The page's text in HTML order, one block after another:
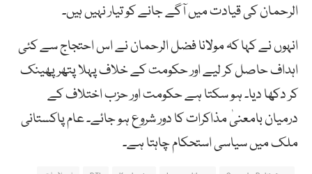
الرحمان کی قیادت میں آگے جانے کو تیار نہیں ہیں۔
انہوں نے کہا کہ مولانا فضل الرحمان نے اس احتجاج سے کئی
اہداف حاصل کر لیے اور حکومت کے خلاف پہلا پتھر پھینک
کر دکھا دیا۔ ہو سکتا ہے حکومت اور حزب اختلاف کے
درمیان بامعنیٰ مذاکرات کا دور شروع ہو جائے۔ عام پاکستانی
ملک میں سیاسی استحکام چاہتا ہے۔